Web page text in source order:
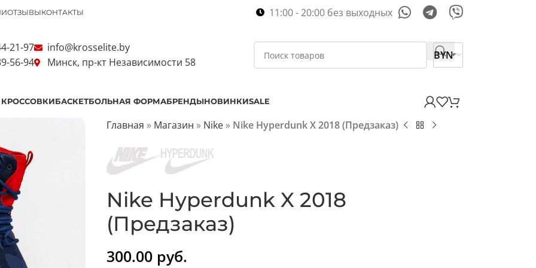
ОТЗЫВЫКОНТАКТЫ 11:00 - 20:00 без выходных
21-97
56-94
info@krosselite.by
Минск, пр-кт Независимости 58
BYN
БАСКЕТБОЛЬНАЯ ФОРМАБРЕНДЫНОВИНКИSALE
Главная » Магазин » Nike» Nike Hyperdunk X 2018 (Предзаказ)
Nike Hyperdunk X 2018
(Предзаказ)
300.00 руб.